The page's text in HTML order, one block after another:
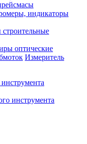
индикаторы
оптические
Измеритель
инструмента